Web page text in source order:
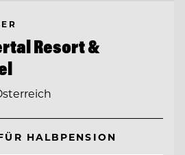
Resort &
HALBPENSION